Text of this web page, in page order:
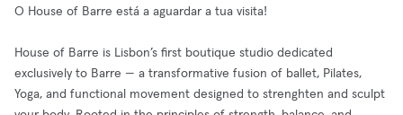
O House of Barre está a aguardar a tua visita!
House of Barre is Lisbon’s first boutique studio dedicated
exclusively to Barre — a transformative fusion of ballet, Pilates,
Yoga, and functional movement designed to strenghten and sculpt